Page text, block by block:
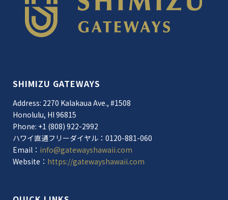
SHIMIZU GATEWAYS
Address: 2270 Kalakaua Ave., #1508
Honolulu, HI 96815
Phone: +1 (808) 922-2992
ハワイ直通フリーダイヤル：0120-881-060
Email： info@gatewayshawaii.com
Website： https://gatewayshawaii.com